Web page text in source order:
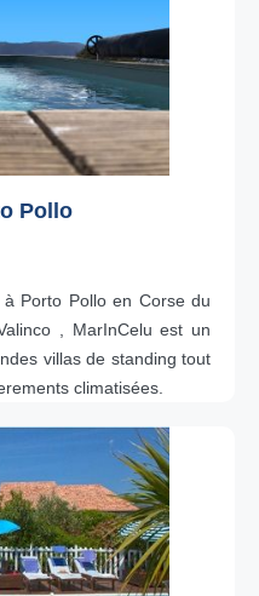
Pollo
Porto Pollo en Corse du
, MarInCelu est un
villas de standing tout
climatisées.